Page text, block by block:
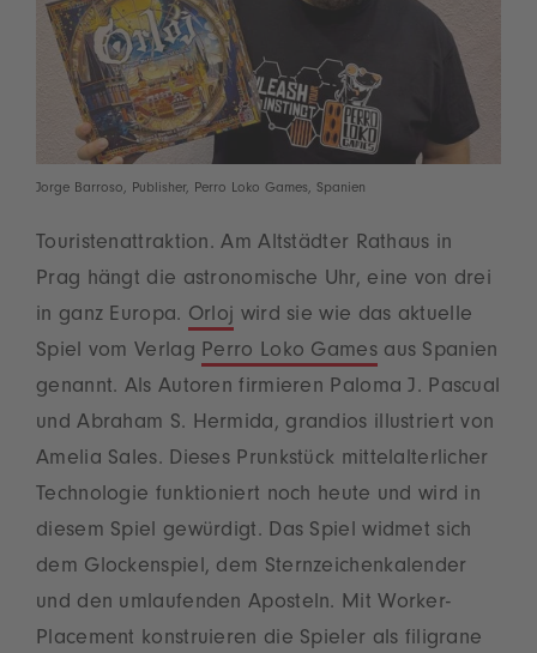
Jorge Barroso, Publisher, Perro Loko Games, Spanien
Touristenattraktion. Am Altstädter Rathaus in
Prag hängt die astronomische Uhr, eine von drei
in ganz Europa. Orloj wird sie wie das aktuelle
Spiel vom Verlag Perro Loko Gamesaus Spanien
genannt. Als Autoren firmieren Paloma J. Pascual
und Abraham S. Hermida, grandios illustriert von
Amelia Sales. Dieses Prunkstück mittelalterlicher
Technologie funktioniert noch heute und wird in
diesem Spiel gewürdigt. Das Spiel widmet sich
dem Glockenspiel, dem Sternzeichenkalender
und den umlaufenden Aposteln. Mit Worker-
Placement konstruieren die Spieler als filigrane